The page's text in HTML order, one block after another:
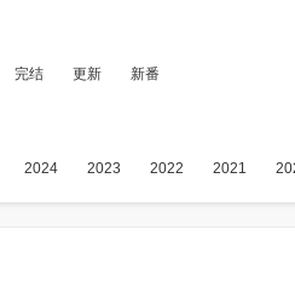
完结 更新 新番
2024 2023 2022 2021